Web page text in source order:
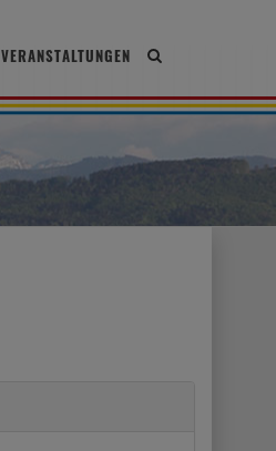
Site
toggle
VERANSTALTUNGEN